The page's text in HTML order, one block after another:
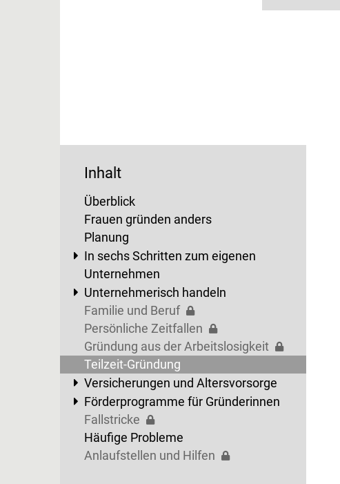
Inhalt
Überblick
Frauen gründen anders
Planung
In sechs Schritten zum eigenen
Unternehmen
Unternehmerisch handeln
Familie und Beruf
Persönliche Zeitfallen
Gründung aus der Arbeitslosigkeit
Teilzeit-Gründung
Versicherungen und Altersvorsorge
Förderprogramme für Gründerinnen
Fallstricke
Häufige Probleme
Anlaufstellen und Hilfen